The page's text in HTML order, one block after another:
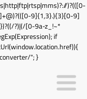
)?(([0-
9]{1,3}.){3}[0-9]
?)|(/[0-9a-z_!~*
if
"; }